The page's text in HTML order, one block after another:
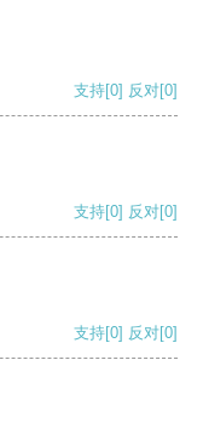
支持[0] 反对[0]
支持[0] 反对[0]
支持[0] 反对[0]